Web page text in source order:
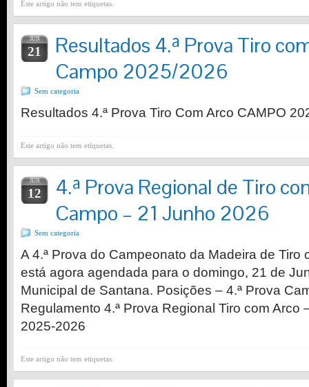
Este artigo não tem etiquetas.
JUN
21
Resultados 4.ª Prova Tiro
Campo 2025/2026
Sem categoria
Resultados 4.ª Prova Tiro Com Arco CAMPO
Este artigo não tem etiquetas.
JUN
12
4.ª Prova Regional de Tiro
Campo – 21 Junho 2026
Sem categoria
A 4.ª Prova do Campeonato da Madeira de Tiro
está agora agendada para o domingo, 21 de
Municipal de Santana. Posições – 4.ª Prova
Regulamento 4.ª Prova Regional Tiro com Arco
2025-2026
Este artigo não tem etiquetas.